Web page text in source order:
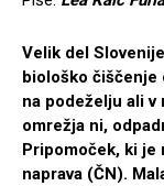
Velik del
biološko čiščenje
na podeželju ali
omrežja ni,
Pripomoček, ki je
naprava (ČN).